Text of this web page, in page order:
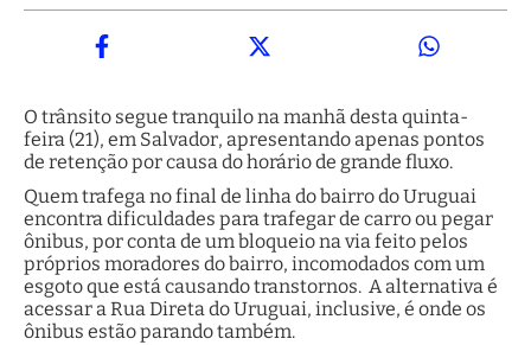
O trânsito segue tranquilo na manhã desta quinta-
feira (21), em Salvador, apresentando apenas pontos
de retenção por causa do horário de grande fluxo.
Quem trafega no final de linha do bairro do Uruguai
encontra dificuldades para trafegar de carro ou pegar
ônibus, por conta de um bloqueio na via feito pelos
próprios moradores do bairro, incomodados com um
esgoto que está causando transtornos. A alternativa é
acessar a Rua Direta do Uruguai, inclusive, é onde os
ônibus estão parando também.